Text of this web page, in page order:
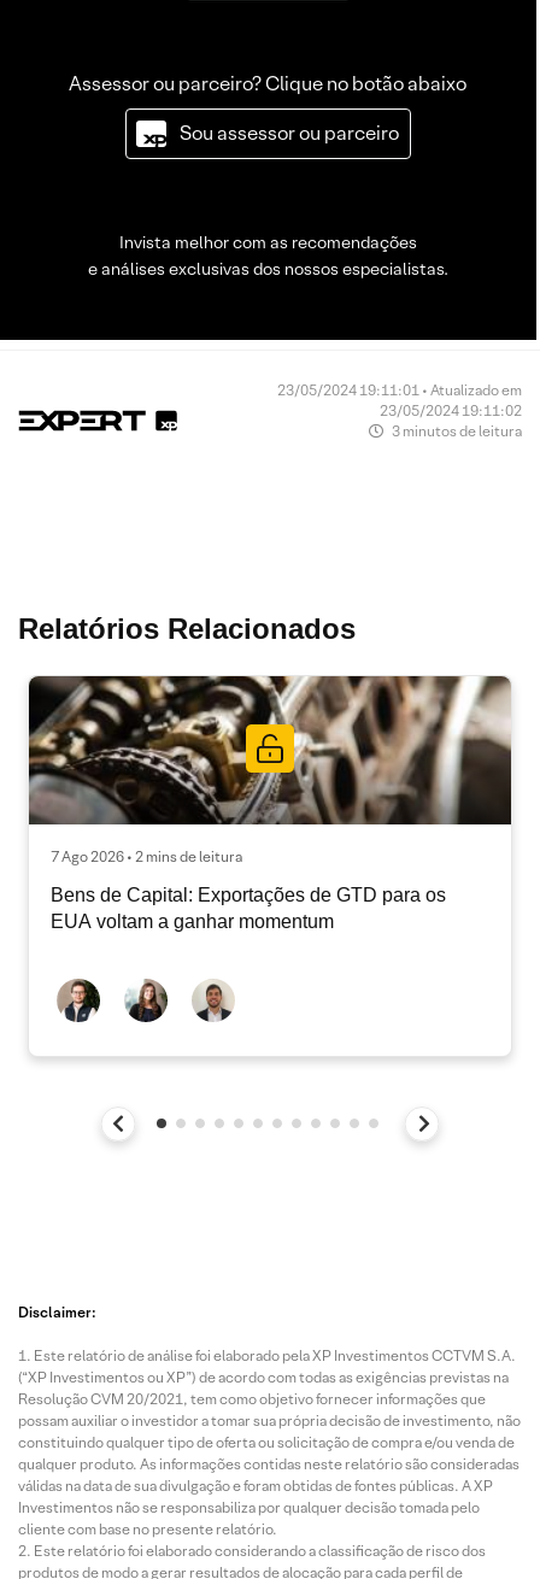
Assessor ou parceiro? Clique no botão abaixo
Sou assessor ou parceiro
Invista melhor com as recomendações
e análises exclusivas dos nossos especialistas.
23/05/2024 19:11:01 • Atualizado em
23/05/2024 19:11:02
3 minutos de leitura
Relatórios Relacionados
7 Ago 2026 • 2 mins de leitura
Bens de Capital: Exportações de GTD para os
EUA voltam a ganhar momentum
Disclaimer:
Este relatório de análise foi elaborado pela XP Investimentos CCTVM S.A.
(“XP Investimentos ou XP”) de acordo com todas as exigências previstas na
Resolução CVM 20/2021, tem como objetivo fornecer informações que
possam auxiliar o investidor a tomar sua própria decisão de investimento, não
constituindo qualquer tipo de oferta ou solicitação de compra e/ou venda de
qualquer produto. As informações contidas neste relatório são consideradas
válidas na data de sua divulgação e foram obtidas de fontes públicas. A XP
Investimentos não se responsabiliza por qualquer decisão tomada pelo
cliente com base no presente relatório.
Este relatório foi elaborado considerando a classificação de risco dos
produtos de modo a gerar resultados de alocação para cada perfil de